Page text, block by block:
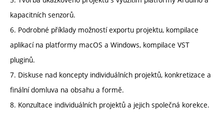
kapacitních senzorů.
6. Podrobné příklady možností exportu projektu, kompilace
aplikací na platformy macOS a Windows, kompilace VST
pluginů.
7. Diskuse nad koncepty individuálních projektů, konkretizace a
finální domluva na obsahu a formě.
8. Konzultace individuálních projektů a jejich společná korekce.